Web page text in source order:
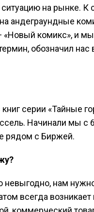
на рынке.
андеграундные
комикс», и
обозначил
серии «Тайные
Начинали мы с
рядом с Биржей.
невыгодно, нам
всегда